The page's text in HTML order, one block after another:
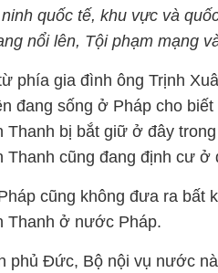
quốc tế, khu vực và
nổi lên, Tội phạm mạng
phía gia đình ông Trịnh
đang sống ở Pháp cho
Thanh bị bắt giữ ở đây
Thanh cũng đang định cư
cũng không đưa ra bất
Thanh ở nước Pháp.
phủ Đức, Bộ nội vụ nước